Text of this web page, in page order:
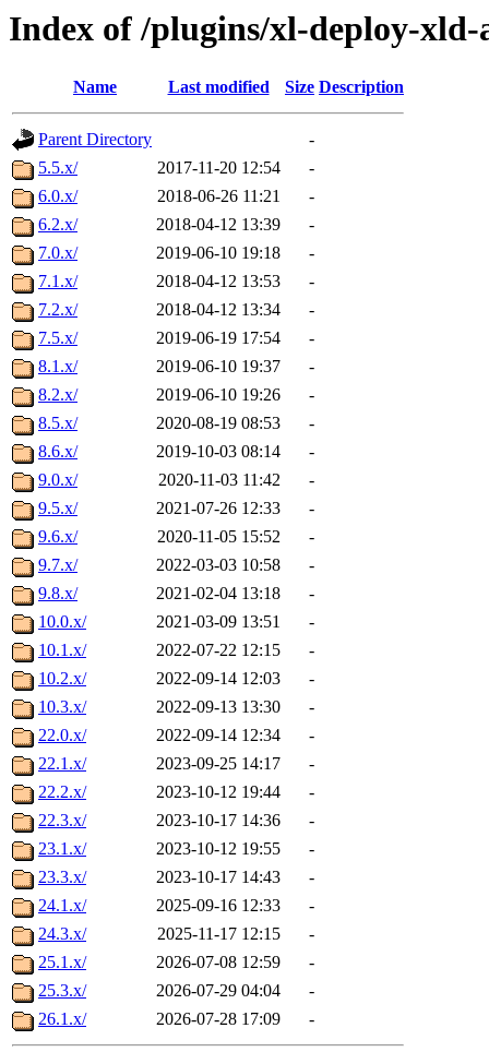
Index of /plugins/xl-deploy-xld-
Name Last modified Size Description
Parent Directory
-
5.5.x/
2017-11-20 12:54
-
6.0.x/
2018-06-26 11:21
-
6.2.x/
2018-04-12 13:39
-
7.0.x/
2019-06-10 19:18
-
7.1.x/
2018-04-12 13:53
-
7.2.x/
2018-04-12 13:34
-
7.5.x/
2019-06-19 17:54
-
8.1.x/
2019-06-10 19:37
-
8.2.x/
2019-06-10 19:26
-
8.5.x/
2020-08-19 08:53
-
8.6.x/
2019-10-03 08:14
-
9.0.x/
2020-11-03 11:42
-
9.5.x/
2021-07-26 12:33
-
9.6.x/
2020-11-05 15:52
-
9.7.x/
2022-03-03 10:58
-
9.8.x/
2021-02-04 13:18
-
10.0.x/
2021-03-09 13:51
-
10.1.x/
2022-07-22 12:15
-
10.2.x/
2022-09-14 12:03
-
10.3.x/
2022-09-13 13:30
-
22.0.x/
2022-09-14 12:34
-
22.1.x/
2023-09-25 14:17
-
22.2.x/
2023-10-12 19:44
-
22.3.x/
2023-10-17 14:36
-
23.1.x/
2023-10-12 19:55
-
23.3.x/
2023-10-17 14:43
-
24.1.x/
2025-09-16 12:33
-
24.3.x/
2025-11-17 12:15
-
25.1.x/
2026-07-08 12:59
-
25.3.x/
2026-07-29 04:04
-
26.1.x/
2026-07-28 17:09 -